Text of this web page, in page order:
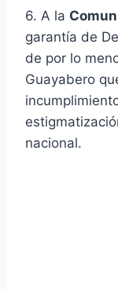
6. A la
garantía de
de por lo
Guayabero
nacional.